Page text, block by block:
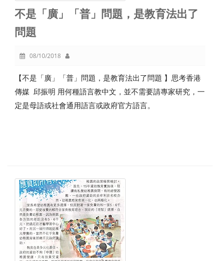
不是「廣」「普」問題，是教育法出了
問題
08/10/2018
【不是「廣」「普」問題，是教育法出了問題 】思考香港
傳媒 邱振明 用何種語言教中文，並不需要請專家研究，一
定是母語或社會通用語言或政府官方語言。